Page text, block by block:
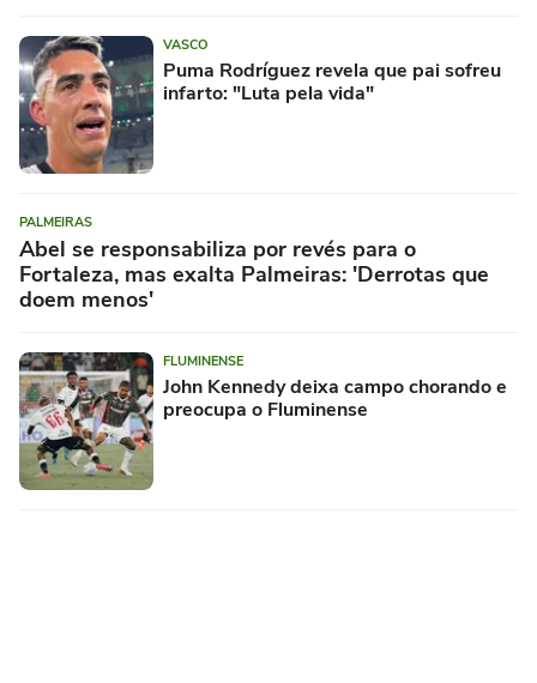
VASCO
Puma Rodríguez revela que pai sofreu
infarto: "Luta pela vida"
PALMEIRAS
Abel se responsabiliza por revés para o
Fortaleza, mas exalta Palmeiras: 'Derrotas que
doem menos'
FLUMINENSE
John Kennedy deixa campo chorando e
preocupa o Fluminense